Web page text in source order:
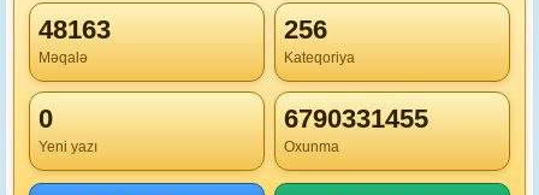
48163
Məqalə
256
Kateqoriya
0
Yeni yazı
6790331455
Oxunma